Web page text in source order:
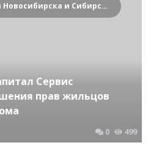
Криминальные новости Новосибирска и Сибирского региона
Сервис
прав жильцов
0 499